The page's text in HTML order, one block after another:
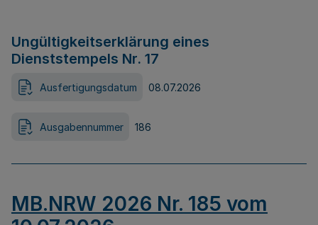
Ungültigkeitserklärung eines
Dienststempels Nr. 17
Ausfertigungsdatum 08.07.2026
Ausgabennummer 186
MB.NRW 2026 Nr. 185 vom